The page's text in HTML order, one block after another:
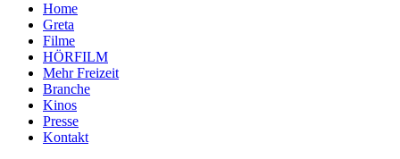
Home
Greta
Filme
HÖRFILM
Mehr Freizeit
Branche
Kinos
Presse
Kontakt